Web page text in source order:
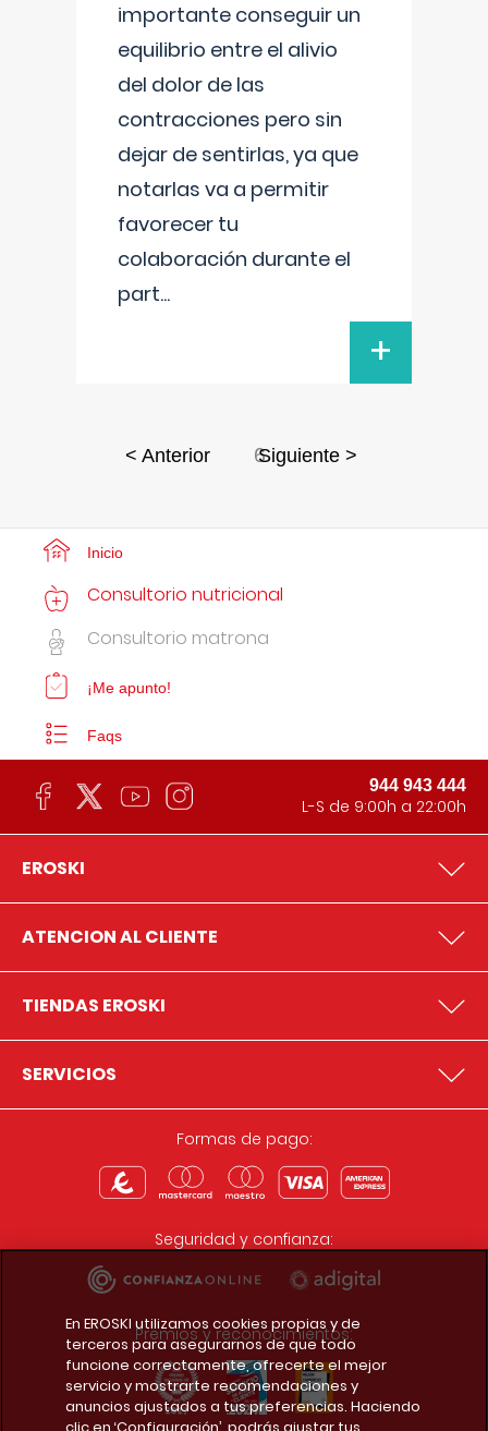
importante conseguir un
equilibrio entre el alivio
del dolor de las
contracciones pero sin
dejar de sentirlas, ya que
notarlas va a permitir
favorecer tu
colaboración durante el
part...
+
< Anterior 6Siguiente >
Inicio
Consultorio nutricional
Consultorio matrona
¡Me apunto!
Faqs
944 943 444
L-S de 9:00h a 22:00h
EROSKI
ATENCION AL CLIENTE
TIENDAS EROSKI
SERVICIOS
Formas de pago:
Seguridad y confianza:
Premios y reconocimientos:
En EROSKI utilizamos cookies propias y de
terceros para asegurarnos de que todo
funcione correctamente, ofrecerte el mejor
servicio y mostrarte recomendaciones y
anuncios ajustados a tus preferencias. Haciendo
clic en ‘Configuración’, podrás ajustar tus